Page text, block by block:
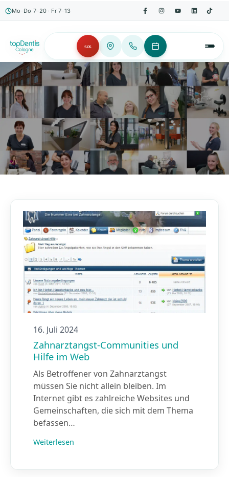
Mo–Do 7–20 · Fr 7–13
SOS
Unser Blog
16. Juli 2024
Zahnarztangst-Communities und
Hilfe im Web
Als Betroffener von Zahnarztangst
müssen Sie nicht allein bleiben. Im
Internet gibt es zahlreiche Websites und
Gemeinschaften, die sich mit dem Thema
befassen…
Weiterlesen